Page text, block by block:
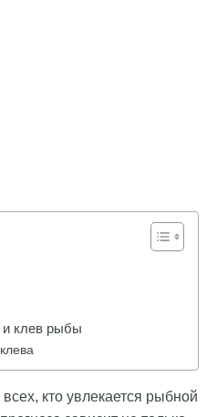
клев рыбы
кто увлекается рыбной